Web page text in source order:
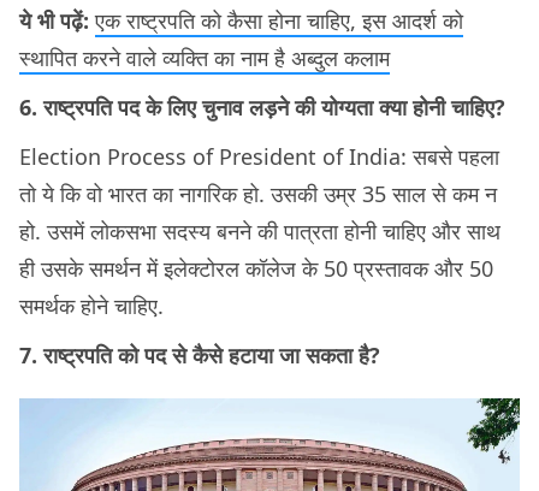
ये भी पढ़ें:एक राष्ट्रपति को कैसा होना चाहिए, इस आदर्श को
स्थापित करने वाले व्यक्ति का नाम है अब्दुल कलाम
6. राष्ट्रपति पद के लिए चुनाव लड़ने की योग्यता क्या होनी चाहिए?
Election Process of President of India: सबसे पहला
तो ये कि वो भारत का नागरिक हो. उसकी उम्र 35 साल से कम न
हो. उसमें लोकसभा सदस्य बनने की पात्रता होनी चाहिए और साथ
ही उसके समर्थन में इलेक्टोरल कॉलेज के 50 प्रस्तावक और 50
समर्थक होने चाहिए.
7. राष्ट्रपति को पद से कैसे हटाया जा सकता है?